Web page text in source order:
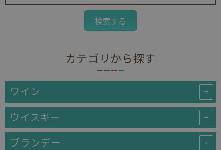
カテゴリから探す
ワイン
ウイスキー
ブランデー